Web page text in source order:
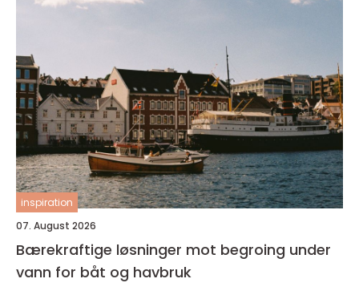
inspiration
07. August 2026
Bærekraftige løsninger mot begroing under
vann for båt og havbruk